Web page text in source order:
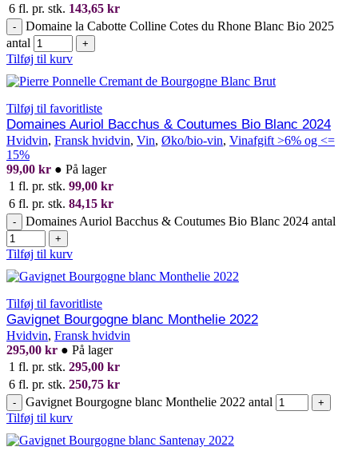
6 fl. pr. stk. 143,65 kr
-
Domaine la Cabotte Colline Cotes du Rhone Blanc Bio 2025
antal
+
Tilføj til kurv
Tilføj til favoritliste
Domaines Auriol Bacchus & Coutumes Bio Blanc 2024
Hvidvin, Fransk hvidvin, Vin, Øko/bio-vin, Vinafgift >6% og <=
15%
99,00 kr ● På lager
1 fl. pr. stk. 99,00 kr
6 fl. pr. stk. 84,15 kr
- Domaines Auriol Bacchus & Coutumes Bio Blanc 2024 antal
+
Tilføj til kurv
Tilføj til favoritliste
Gavignet Bourgogne blanc Monthelie 2022
Hvidvin, Fransk hvidvin
295,00 kr ● På lager
1 fl. pr. stk. 295,00 kr
6 fl. pr. stk. 250,75 kr
- Gavignet Bourgogne blanc Monthelie 2022 antal +
Tilføj til kurv